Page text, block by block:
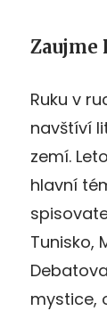
Zaujme
Ruku v
navštíví
zemí.
hlavní
Tunisko,
mystice,